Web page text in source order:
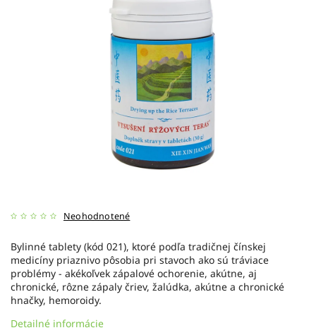
Neohodnotené
Bylinné tablety (kód 021), ktoré podľa tradičnej čínskej
medicíny priaznivo pôsobia pri stavoch ako sú tráviace
problémy - akékoľvek zápalové ochorenie, akútne, aj
chronické, rôzne zápaly čriev, žalúdka, akútne a chronické
hnačky, hemoroidy.
Detailné informácie